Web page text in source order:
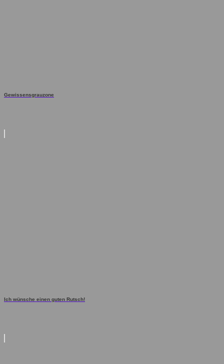
Gewissensgrauzone
Ich wünsche einen guten Rutsch!